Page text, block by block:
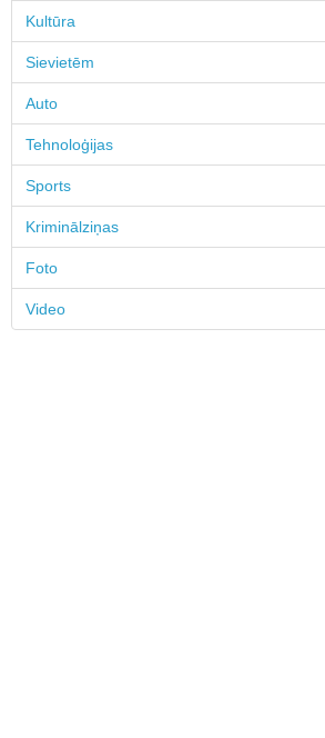
Kultūra
Sievietēm
Auto
Tehnoloģijas
Sports
Kriminālziņas
Foto
Video